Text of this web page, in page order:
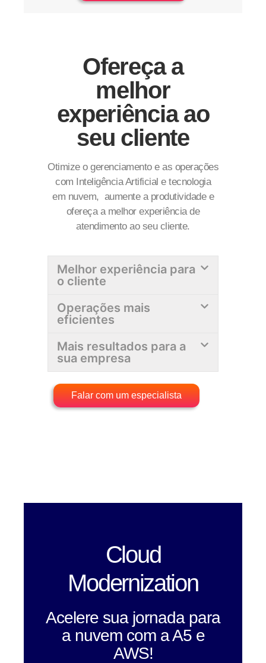
Ofereça a
melhor
experiência ao
seu cliente
Otimize o gerenciamento e as operações
com Inteligência Artificial e tecnologia
em nuvem, aumente a produtividade e
ofereça a melhor experiência de
atendimento ao seu cliente.
Melhor experiência para
o cliente
Operações mais
eficientes
Mais resultados para a
sua empresa
Falar com um especialista
Cloud
Modernization
Acelere sua jornada para
a nuvem com a A5 e
AWS!